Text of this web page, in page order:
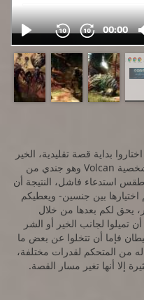
بداية قصة تقليدية، الخير
والشر وصراعهما الأبدي، تتحكمون في شخصية Volcan وهو جندي من
استدعاء فاشل، النتيجة أن
بين جنسين- ويعطيكم
يحق لكم بعدها من خلال
تميلوا لجانب الخير أو الشر
فإما أن تتخلوا عن بعض ما
من المتحكم لقدرات مختلفة،
إلا أنها تغير مسار القصة.